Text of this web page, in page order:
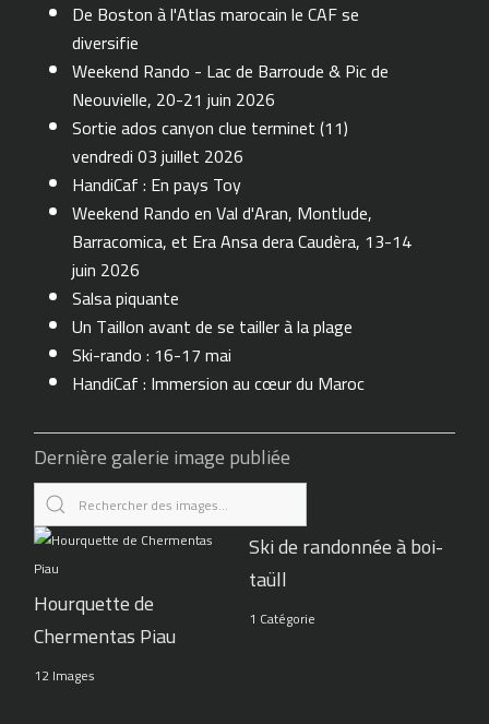
De Boston à l'Atlas marocain le CAF se
diversifie
Weekend Rando - Lac de Barroude & Pic de
Neouvielle, 20-21 juin 2026
Sortie ados canyon clue terminet (11)
vendredi 03 juillet 2026
HandiCaf : En pays Toy
Weekend Rando en Val d'Aran, Montlude,
Barracomica, et Era Ansa dera Caudèra, 13-14
juin 2026
Salsa piquante
Un Taillon avant de se tailler à la plage
Ski-rando : 16-17 mai
HandiCaf : Immersion au cœur du Maroc
Dernière galerie image publiée
Hourquette de
Chermentas Piau
12 Images
Ski de randonnée à boi-
taüll
1 Catégorie